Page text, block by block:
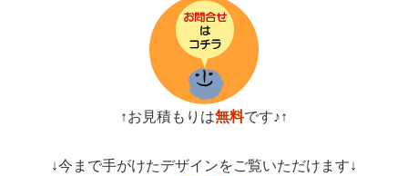
↑お見積もりは無料です♪↑
↓今まで手がけたデザインをご覧いただけます↓